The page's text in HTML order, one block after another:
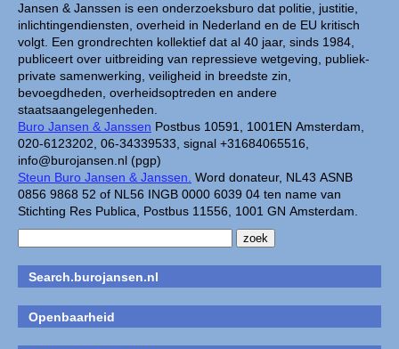
Jansen & Janssen is een onderzoeksburo dat politie, justitie,
inlichtingendiensten, overheid in Nederland en de EU kritisch
volgt. Een grondrechten kollektief dat al 40 jaar, sinds 1984,
publiceert over uitbreiding van repressieve wetgeving, publiek-
private samenwerking, veiligheid in breedste zin,
bevoegdheden, overheidsoptreden en andere
staatsaangelegenheden.
Buro Jansen & Janssen Postbus 10591, 1001EN Amsterdam,
020-6123202, 06-34339533, signal +31684065516,
info@burojansen.nl (pgp)
Steun Buro Jansen & Janssen. Word donateur, NL43 ASNB
0856 9868 52 of NL56 INGB 0000 6039 04 ten name van
Stichting Res Publica, Postbus 11556, 1001 GN Amsterdam.
Search.burojansen.nl
Openbaarheid